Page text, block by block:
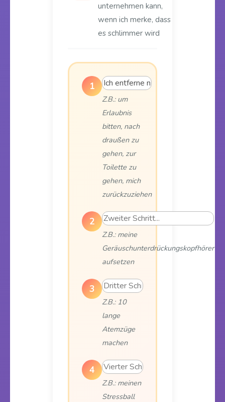
unternehmen kann,
wenn ich merke, dass
es schlimmer wird
1
Z.B.: um
Erlaubnis
bitten, nach
draußen zu
gehen, zur
Toilette zu
gehen, mich
zurückzuziehen
2
Z.B.: meine
Geräuschunterdrückungskopfhörer
aufsetzen
3
Z.B.: 10
lange
Atemzüge
machen
4
Z.B.: meinen
Stressball